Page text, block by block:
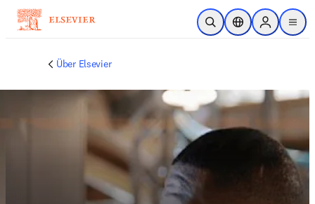
Zum Hauptinhalt wechseln
Suche öffnenStandortauswahl
Sign in to
menu
Über Elsevier